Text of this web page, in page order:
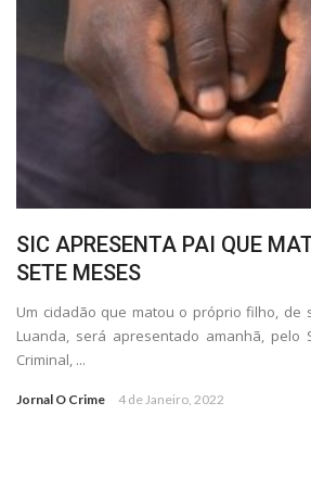
SIC APRESENTA PAI QUE
SETE MESES
Um cidadão que matou o próprio filho, de
Luanda, será apresentado amanhã, pelo
Criminal, ...
Jornal O Crime 4 de Janeiro, 2022